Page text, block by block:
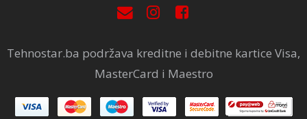
Tehnostar.ba podržava kreditne i debitne kartice Visa,
MasterCard i Maestro